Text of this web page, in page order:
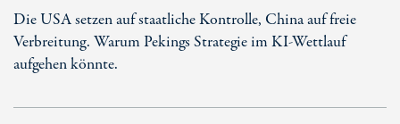
Die USA setzen auf staatliche Kontrolle, China auf freie
Verbreitung. Warum Pekings Strategie im KI-Wettlauf
aufgehen könnte.